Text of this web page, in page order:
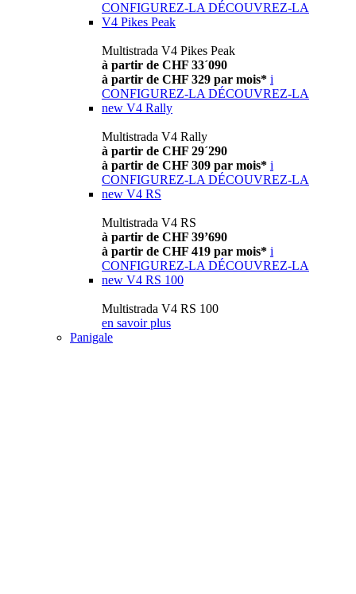
CONFIGUREZ-LA DÉCOUVREZ-LA
V4 Pikes Peak
Multistrada V4 Pikes Peak
à partir de CHF 33´090
à partir de CHF 329 par mois* i
CONFIGUREZ-LA DÉCOUVREZ-LA
new V4 Rally
Multistrada V4 Rally
à partir de CHF 29´290
à partir de CHF 309 par mois* i
CONFIGUREZ-LA DÉCOUVREZ-LA
new V4 RS
Multistrada V4 RS
à partir de CHF 39’690
à partir de CHF 419 par mois* i
CONFIGUREZ-LA DÉCOUVREZ-LA
new V4 RS 100
Multistrada V4 RS 100
en savoir plus
Panigale